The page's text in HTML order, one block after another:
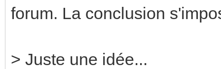
forum. La conclusion
> Juste une idée...